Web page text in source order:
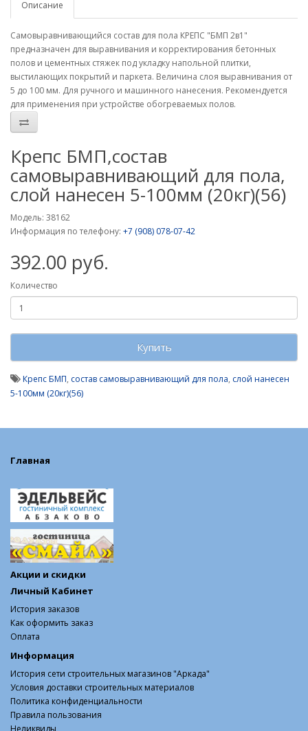
Описание
Самовыравнивающийся состав для пола КРЕПС "БМП 2в1"
предназначен для выравнивания и корректирования бетонных
полов и цементных стяжек под укладку напольной плитки,
выстилающих покрытий и паркета. Величина слоя выравнивания от
5 до 100 мм. Для ручного и машинного нанесения. Рекомендуется
для применения при устройстве обогреваемых полов.
Крепс БМП,состав
самовыравнивающий для пола,
слой нанесен 5-100мм (20кг)(56)
Модель: 38162
Информация по телефону: +7 (908) 078-07-42
392.00 руб.
Количество
Купить
Крепс БМП, состав самовыравнивающий для пола, слой нанесен
5-100мм (20кг)(56)
Главная
Акции и скидки
Личный Кабинет
История заказов
Как оформить заказ
Оплата
Информация
История сети строительных магазинов "Аркада"
Условия доставки строительных материалов
Политика конфиденциальности
Правила пользования
Неликвиды